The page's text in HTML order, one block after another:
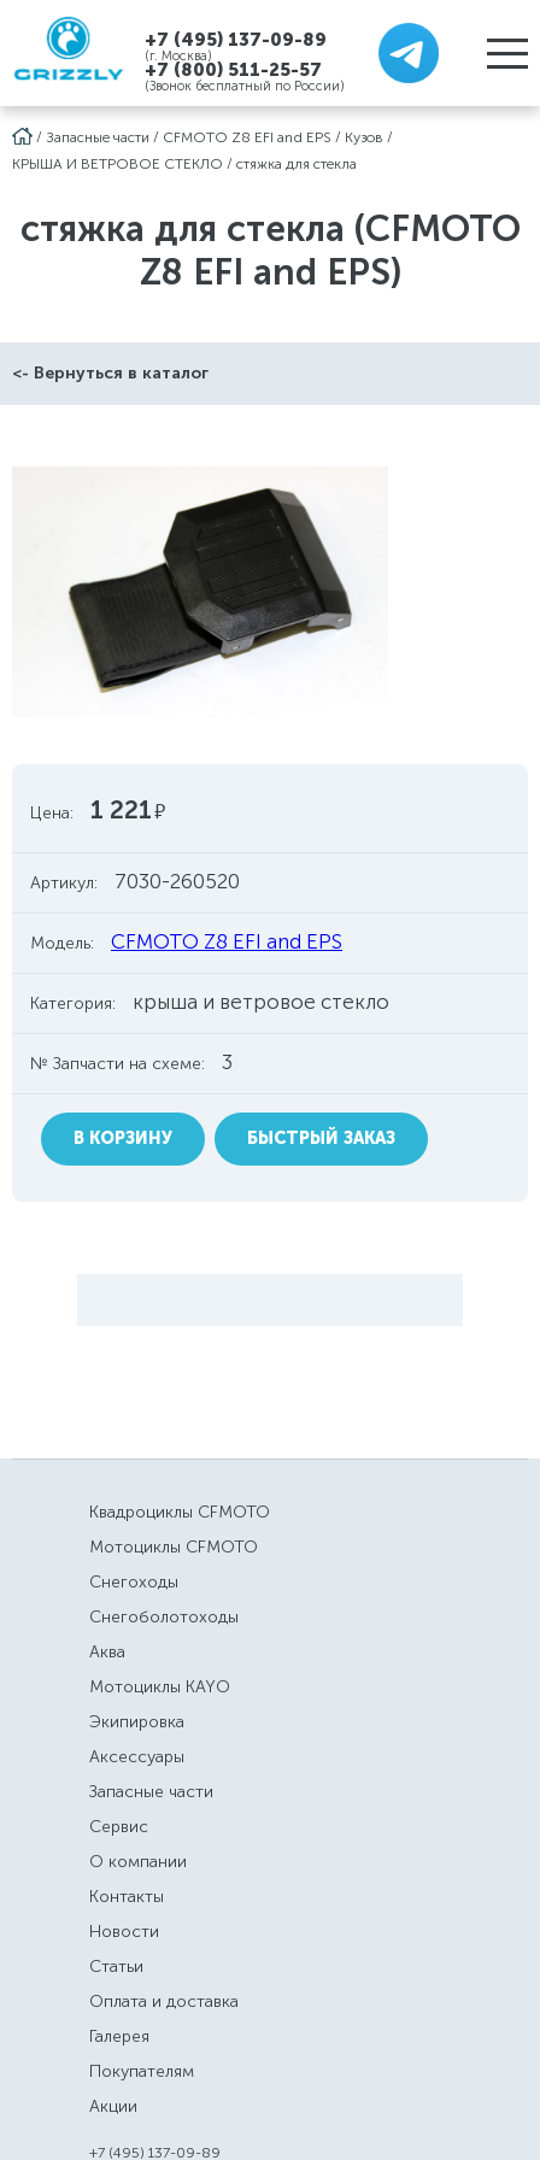
+7 (495) 137-09-89
(г. Москва)
+7 (800) 511-25-57
(Звонок бесплатный по России)
/ Запасные части / CFMOTO Z8 EFI and EPS / Кузов /
КРЫША И ВЕТРОВОЕ СТЕКЛО / стяжка для стекла
стяжка для стекла (CFMOTO
Z8 EFI and EPS)
<- Вернуться в каталог
Цена: 1 221руб.
Артикул: 7030-260520
Модель: CFMOTO Z8 EFI and EPS
Категория: крыша и ветровое стекло
№ Запчасти на схеме: 3
В КОРЗИНУ БЫСТРЫЙ ЗАКАЗ
Квадроциклы CFMOTO
Мотоциклы CFMOTO
Снегоходы
Снегоболотоходы
Аква
Мотоциклы KAYO
Экипировка
Аксессуары
Запасные части
Сервис
О компании
Контакты
Новости
Статьи
Оплата и доставка
Галерея
Покупателям
Акции
+7 (495) 137-09-89